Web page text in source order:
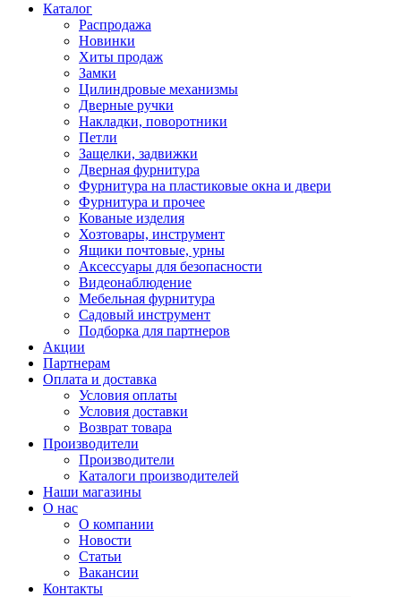
Каталог
Распродажа
Новинки
Хиты продаж
Замки
Цилиндровые механизмы
Дверные ручки
Накладки, поворотники
Петли
Защелки, задвижки
Дверная фурнитура
Фурнитура на пластиковые окна и двери
Фурнитура и прочее
Кованые изделия
Хозтовары, инструмент
Ящики почтовые, урны
Аксессуары для безопасности
Видеонаблюдение
Мебельная фурнитура
Садовый инструмент
Подборка для партнеров
Акции
Партнерам
Оплата и доставка
Условия оплаты
Условия доставки
Возврат товара
Производители
Производители
Каталоги производителей
Наши магазины
О нас
О компании
Новости
Статьи
Вакансии
Контакты